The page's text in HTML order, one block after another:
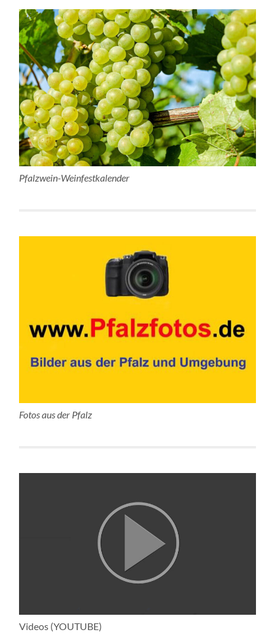
Pfalzwein-Weinfestkalender
Fotos aus der Pfalz
Videos (YOUTUBE)